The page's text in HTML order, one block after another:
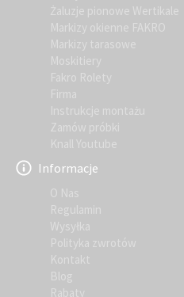
Żaluzje pionowe Wertikale
Markizy okienne FAKRO
Markizy tarasowe
Moskitiery
Fakro Rolety
Firma
Instrukcje montażu
Zamów próbki
Knall Youtube
Informacje
O Nas
Regulamin
Wysyłka
Polityka zwrotów
Kontakt
Blog
Rabaty